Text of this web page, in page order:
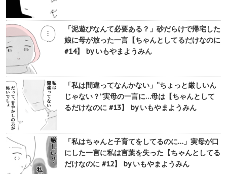
「泥遊びなんて必要ある？」砂だらけで帰宅した
娘に母が放った一言【ちゃんとしてるだけなのに
#14】 by いもやまようみん
「私は間違ってなんかない」“ちょっと厳しいん
じゃない？”実母の一言に…母は【ちゃんとして
るだけなのに #13】 by いもやまようみん
「私はちゃんと子育てをしてるのに…」実母が口
にした一言に私は言葉を失った【ちゃんとしてる
だけなのに #12】 by いもやまようみん